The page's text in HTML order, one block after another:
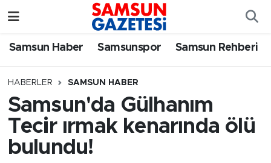
Samsun Haber Samsunspor Samsun Rehberi
HABERLER SAMSUN HABER
Samsun'da Gülhanım
Tecir ırmak kenarında ölü
bulundu!
Samsun Haber
Samsun Rehberi
Resmi İlanlar
Samsun Nöbetçi Eczaneler
SAMSUN Namaz Vakitleri
Samsun Trafik Yoğunluk Haritası